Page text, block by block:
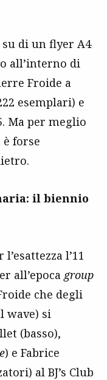
su di un flyer A4
all’interno di
Froide a
esemplari) e
Ma per meglio
forse
il biennio
l’11
all’epoca group
che degli
wave) si
(basso),
) e Fabrice
al BJ’s Club